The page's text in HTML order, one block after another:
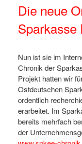
Die neue
Sparkasse
Nun ist sie im
Chronik der
Projekt hatten wir
Ostdeutschen
ordentlich
erarbeitet. Im
bereits mehrfach
der